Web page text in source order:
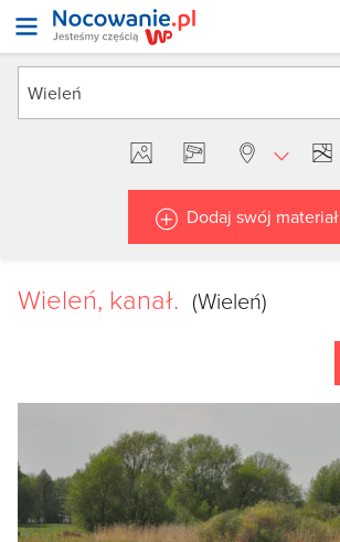
Dodaj swój materiał
Wieleń, kanał. (Wieleń)